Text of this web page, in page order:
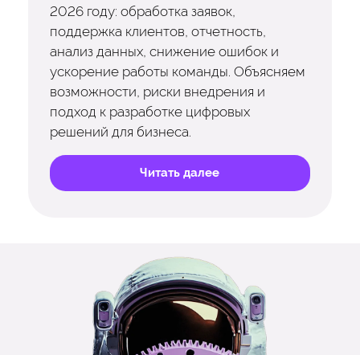
2026 году: обработка заявок,
поддержка клиентов, отчетность,
анализ данных, снижение ошибок и
ускорение работы команды. Объясняем
возможности, риски внедрения и
подход к разработке цифровых
решений для бизнеса.
Читать далее